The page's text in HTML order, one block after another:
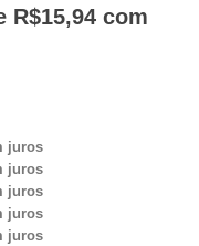
R$15,94 com
juros
juros
juros
juros
juros